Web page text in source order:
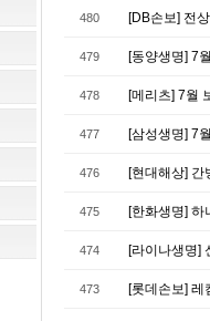
480 [DB손보] 전
479 [동양생명] 7
478 [메리츠] 7월
477 [삼성생명] 7
476 [현대해상] 간
475 [한화생명] 하
474 [라이나생명]
473 [롯데손보] 레